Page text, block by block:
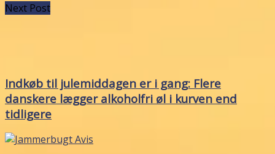
Next Post
Indkøb til julemiddagen er i gang: Flere
danskere lægger alkoholfri øl i kurven end
tidligere